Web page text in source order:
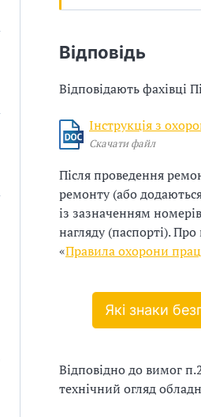
Відповідь
Відповідають фахівці
Інструкція з
Скачати файл
Після проведення
ремонту (або
із зазначенням
нагляду (паспорті).
«Правила охорони
Які знаки
Відповідно до вимог
технічний огляд